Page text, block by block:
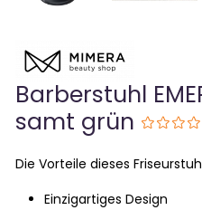
Barberstuhl
samt grün
Die Vorteile dieses
Einzigartiges Design